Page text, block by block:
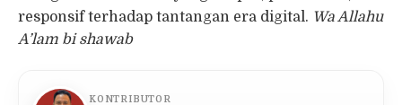
responsif terhadap tantangan era digital. Wa Allahu
A’lam bi shawab
KONTRIBUTOR